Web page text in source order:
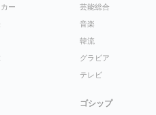
ー 芸能総合
音楽
韓流
グラビア
テレビ
ゴシップ